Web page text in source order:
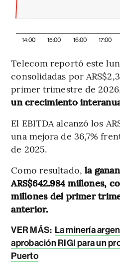
14:00 15:00 16:00 17:00
Telecom reportó este
consolidadas por
primer trimestre de
un crecimiento
El EBITDA alcanzó los
una mejora de 36,7%
de 2025.
Como resultado, la
ARS$642.984 millones,
millones del primer
anterior.
VER MÁS: La minería
aprobación RIGI para un
Puerto